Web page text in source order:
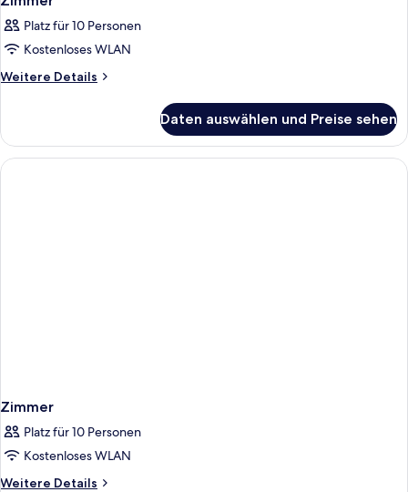
Platz für 10 Personen
Kostenloses WLAN
Weitere Details
Weitere
Daten auswählen und Preise sehen
Zimmer
Platz für 10 Personen
Kostenloses WLAN
Weitere Details
Weitere